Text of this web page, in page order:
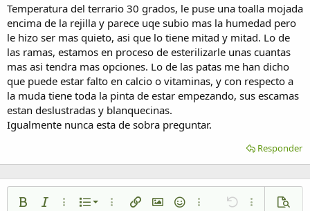
Temperatura del terrario 30 grados, le puse una toalla mojada
encima de la rejilla y parece uqe subio mas la humedad pero
le hizo ser mas quieto, asi que lo tiene mitad y mitad. Lo de
las ramas, estamos en proceso de esterilizarle unas cuantas
mas asi tendra mas opciones. Lo de las patas me han dicho
que puede estar falto en calcio o vitaminas, y con respecto a
la muda tiene toda la pinta de estar empezando, sus escamas
estan deslustradas y blanquecinas.
Igualmente nunca esta de sobra preguntar.
Responder
NegritaCursivaMás opciones…
Lista
Lista numerada
Más opciones…
Insertar enlace
Insertar imagen
EmoticonosMás opciones…
Deshacer
Más
Vista